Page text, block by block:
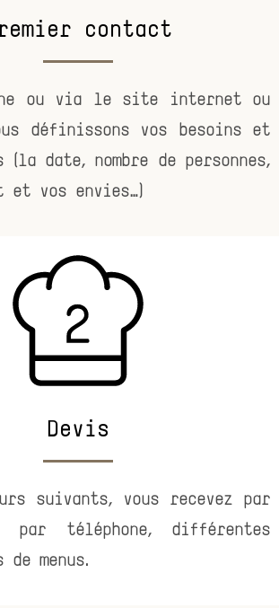
contact
ou via le site internet ou
définissons vos besoins et
date, nombre de personnes,
et vos envies…)
Devis
suivants, vous recevez par
téléphone, différentes
menus.